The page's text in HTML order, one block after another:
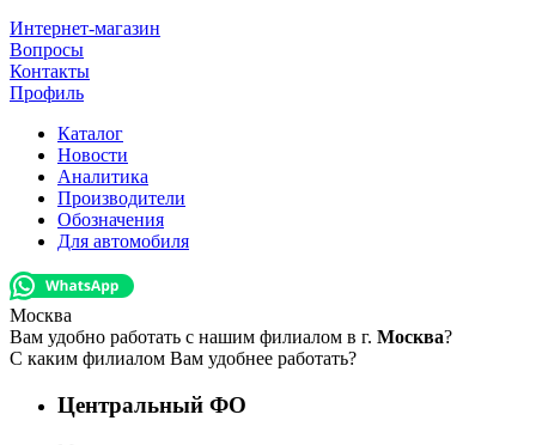
Интернет-магазин
Вопросы
Контакты
Профиль
Каталог
Новости
Аналитика
Производители
Обозначения
Для автомобиля
Москва
Вам удобно работать с нашим филиалом в г. Москва?
С каким филиалом Вам удобнее работать?
Центральный ФО